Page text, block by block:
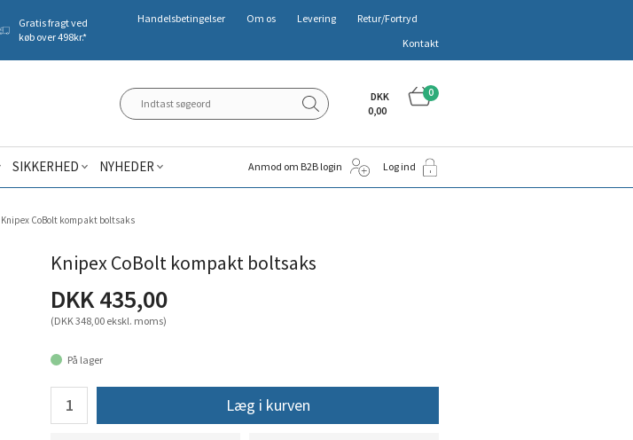
Gratis fragt ved
køb over 498kr.*
Handelsbetingelser Om os Levering
Retur/Fortryd
Kontakt
0
DKK
0,00
SIKKERHED NYHEDER Anmod om B2B login Log ind
Knipex CoBolt kompakt boltsaks
Knipex CoBolt kompakt boltsaks
DKK 435,00
(DKK 348,00 ekskl. moms)
På lager
Læg i kurven